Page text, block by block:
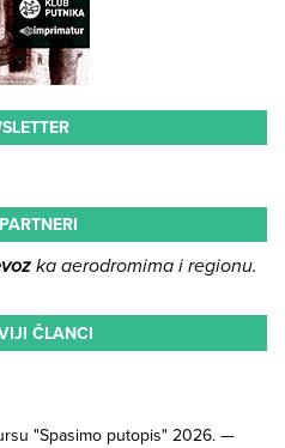
ka aerodromima i regionu.
ČLANCI
"Spasimo putopis" 2026. —